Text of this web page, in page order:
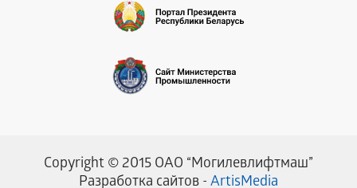
Разработка сайтов - ArtisMedia
Copyright © 2015 ОАО “Могилевлифтмаш”